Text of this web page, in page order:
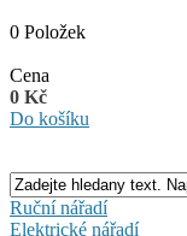
0 Položek
Cena
0 Kč
Do košíku
Ruční nářadí
Elektrické nářadí